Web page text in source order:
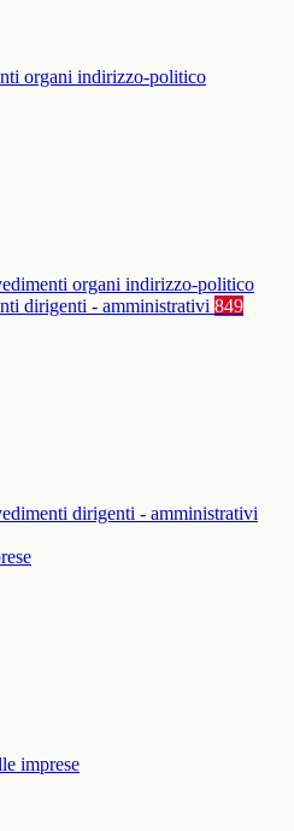
organi indirizzo-politico
organi indirizzo-politico
dirigenti - amministrativi 849
dirigenti - amministrativi
imprese